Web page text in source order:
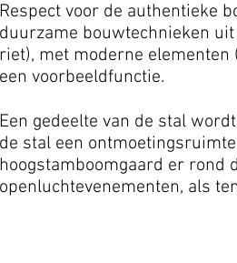
Respect voor de authentieke
duurzame bouwtechnieken
riet), met moderne elementen
een voorbeeldfunctie.
Een gedeelte van de stal
de stal een
hoogstamboomgaard er
openluchtevenementen, als